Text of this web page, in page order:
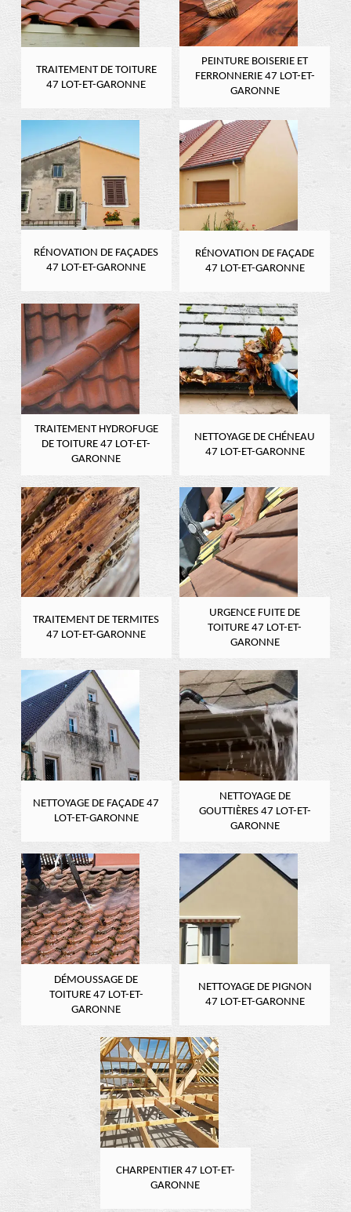
TRAITEMENT DE TOITURE
47 LOT-ET-GARONNE
PEINTURE BOISERIE ET
FERRONNERIE 47 LOT-ET-
GARONNE
RÉNOVATION DE FAÇADES
47 LOT-ET-GARONNE
RÉNOVATION DE FAÇADE
47 LOT-ET-GARONNE
TRAITEMENT HYDROFUGE
DE TOITURE 47 LOT-ET-
GARONNE
NETTOYAGE DE CHÉNEAU
47 LOT-ET-GARONNE
TRAITEMENT DE TERMITES
47 LOT-ET-GARONNE
URGENCE FUITE DE
TOITURE 47 LOT-ET-
GARONNE
NETTOYAGE DE FAÇADE 47
LOT-ET-GARONNE
NETTOYAGE DE
GOUTTIÈRES 47 LOT-ET-
GARONNE
DÉMOUSSAGE DE
TOITURE 47 LOT-ET-
GARONNE
NETTOYAGE DE PIGNON
47 LOT-ET-GARONNE
CHARPENTIER 47 LOT-ET-
GARONNE